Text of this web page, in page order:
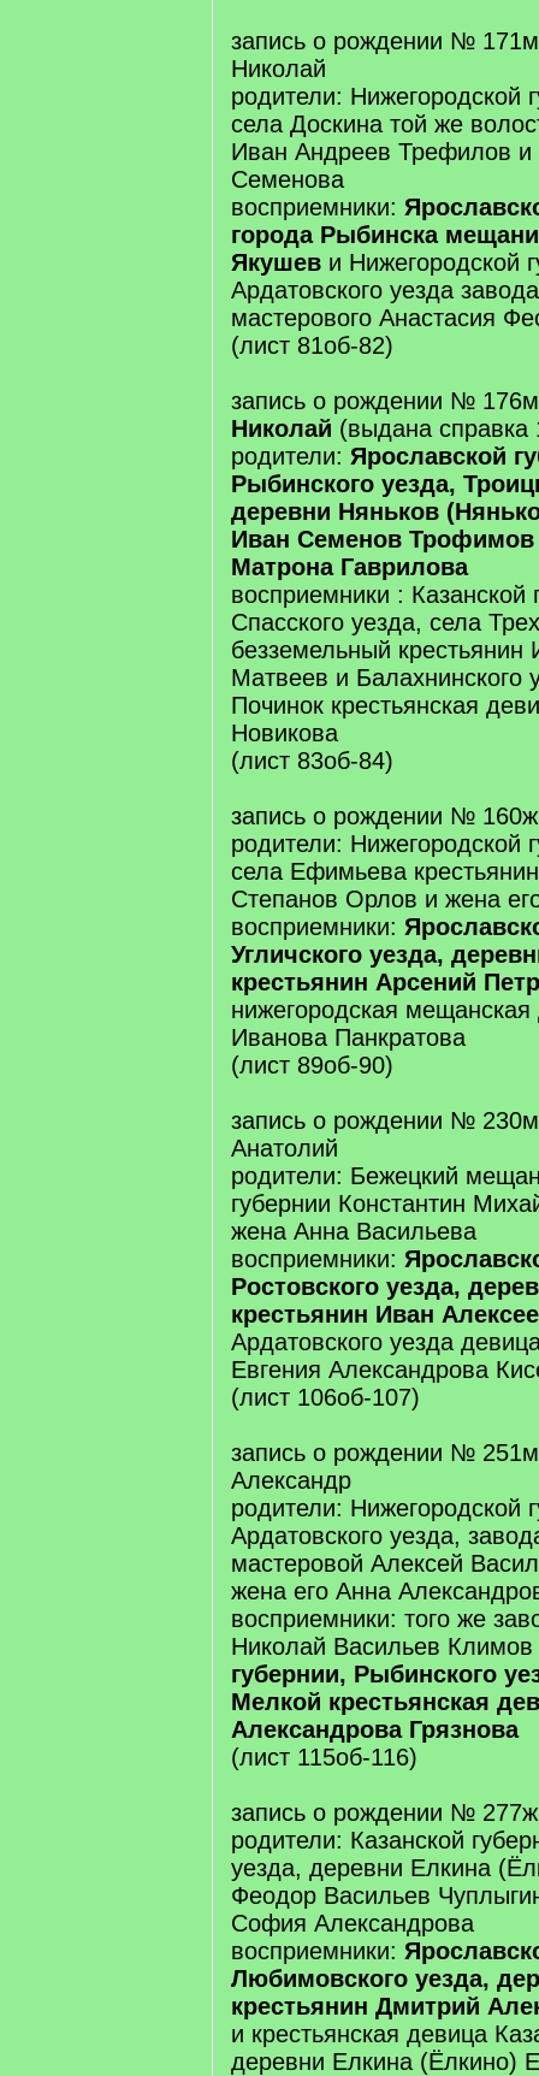
запись о рождении №
Николай
родители: Нижегородской
села Доскина той же
Иван Андреев Трефилов и
Семенова
восприемники:
города Рыбинска
Якушев и Нижегородской
Ардатовского уезда
мастерового Анастасия
(лист 81об-82)
запись о рождении №
Николай (выдана справка
родители: Ярославской
Рыбинского уезда,
деревни Няньков
Иван Семенов Трофимов
Матрона Гаврилова
восприемники : Казанской
Спасского уезда, села
безземельный крестьянин
Матвеев и Балахнинского
Починок крестьянская
Новикова
(лист 83об-84)
запись о рождении №
родители: Нижегородской
села Ефимьева
Степанов Орлов и жена
восприемники:
Угличского уезда,
крестьянин Арсений
нижегородская
Иванова Панкратова
(лист 89об-90)
запись о рождении №
Анатолий
родители: Бежецкий
губернии Константин
жена Анна Васильева
восприемники:
Ростовского уезда,
крестьянин Иван
Ардатовского уезда
Евгения Александрова
(лист 106об-107)
запись о рождении №
Александр
родители: Нижегородской
Ардатовского уезда,
мастеровой Алексей
жена его Анна
восприемники: того же
Николай Васильев
губернии, Рыбинского
Мелкой крестьянская
Александрова Грязнова
(лист 115об-116)
запись о рождении №
родители: Казанской
уезда, деревни Елкина
Феодор Васильев
София Александрова
восприемники:
Любимовского уезда,
крестьянин Дмитрий
и крестьянская девица
деревни Елкина (Ёлкино)